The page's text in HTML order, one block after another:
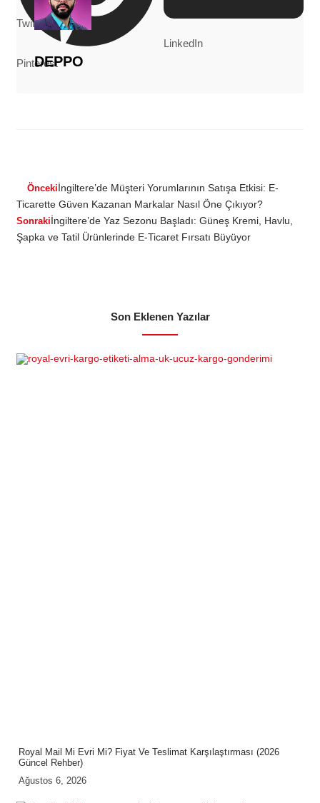
WhatsApp
Twitter
LinkedIn
Pinterest
DEPPO
Öncekiİngiltere’de Müşteri Yorumlarının Satışa Etkisi: E-
Ticarette Güven Kazanan Markalar Nasıl Öne Çıkıyor?
Sonrakiİngiltere’de Yaz Sezonu Başladı: Güneş Kremi, Havlu,
Şapka ve Tatil Ürünlerinde E-Ticaret Fırsatı Büyüyor
Son Eklenen Yazılar
Royal Mail Mi Evri Mi? Fiyat Ve Teslimat Karşılaştırması (2026
Güncel Rehber)
Ağustos 6, 2026